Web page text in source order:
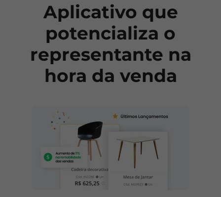
Aplicativo que
potencializa o
representante na
hora da venda